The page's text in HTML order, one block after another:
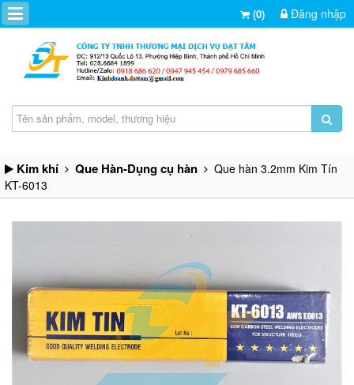
(0) Đăng nhập
Kim khí Que Hàn-Dụng cụ hàn
Que hàn 3.2mm Kim Tín
KT-6013